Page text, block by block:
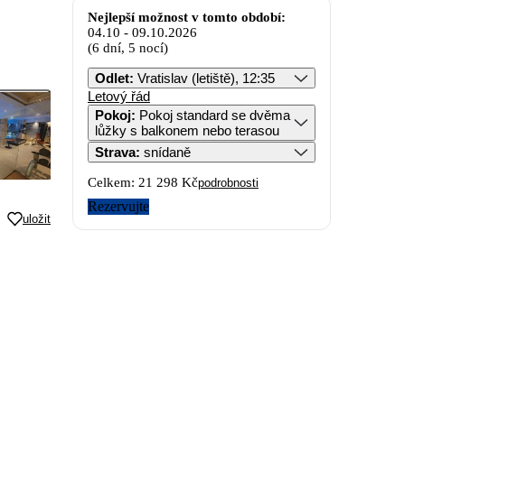
uložit
Nejlepší možnost v tomto období:
04.10 - 09.10.2026
(6 dní, 5 nocí)
Odlet: Vratislav (letiště), 12:35
Letový řád
Pokoj: Pokoj standard se dvěma
lůžky s balkonem nebo terasou
Strava: snídaně
Celkem: 21 298 Kčpodrobnosti
Rezervujte